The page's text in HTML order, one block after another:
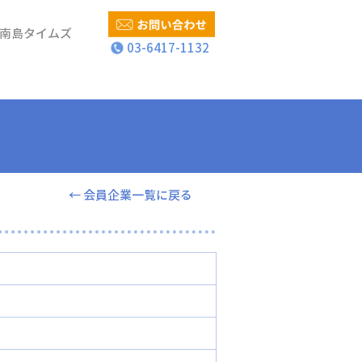
島タイムズ
03-6417-1132
← 会員企業一覧に戻る